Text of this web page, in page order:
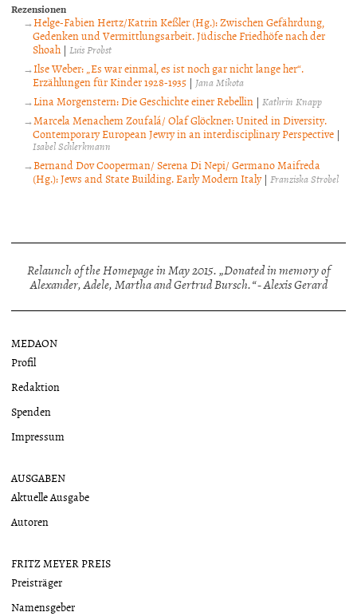
Rezensionen
Helge-Fabien Hertz/Katrin Keßler (Hg.): Zwischen Gefährdung,
Gedenken und Vermittlungsarbeit. Jüdische Friedhöfe nach der
Shoah | Luis Probst
Ilse Weber: „Es war einmal, es ist noch gar nicht lange her“.
Erzählungen für Kinder 1928-1935 | Jana Mikota
Lina Morgenstern: Die Geschichte einer Rebellin |Kathrin Knapp
Marcela Menachem Zoufalá/ Olaf Glöckner: United in Diversity.
Contemporary European Jewry in an interdisciplinary Perspective |
Isabel Schlerkmann
Bernand Dov Cooperman/ Serena Di Nepi/ Germano Maifreda
(Hg.): Jews and State Building. Early Modern Italy| Franziska Strobel
Relaunch of the Homepage in May 2015. „Donated in memory of
Alexander, Adele, Martha and Gertrud Bursch.“ - Alexis Gerard
MEDAON
Profil
Redaktion
Spenden
Impressum
AUSGABEN
Aktuelle Ausgabe
Autoren
FRITZ MEYER PREIS
Preisträger
Namensgeber